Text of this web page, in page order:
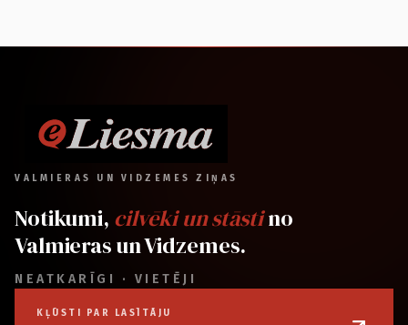
VALMIERAS UN VIDZEMES ZIŅAS
Notikumi, cilvēki un stāstino
Valmieras un Vidzemes.
NEATKARĪGI · VIETĒJI
KĻŪSTI PAR LASĪTĀJU